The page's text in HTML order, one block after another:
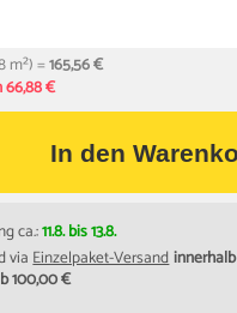
m²) =165,56 €
66,88 €
In den
ca.:11.8. bis 13.8.
viaEinzelpaket-Versand
100,00 €